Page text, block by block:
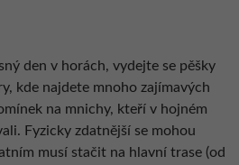
den v horách, vydejte se pěšky
kde najdete mnoho zajímavých
na mnichy, kteří v hojném
Fyzicky zdatnější se mohou
musí stačit na hlavní trase (od